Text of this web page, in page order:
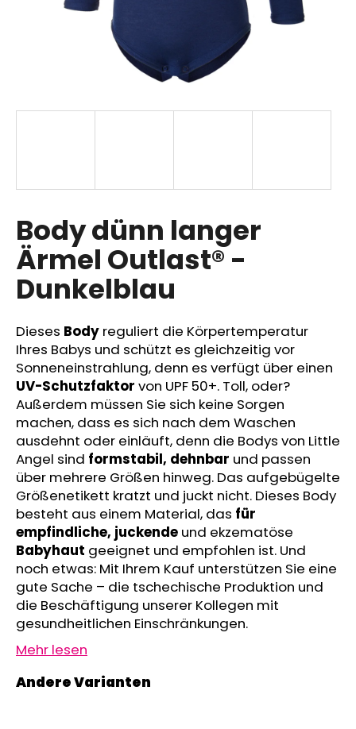
Body dünn langer
Ärmel Outlast® -
Dunkelblau
Dieses Body reguliert die Körpertemperatur
Ihres Babys und schützt es gleichzeitig vor
Sonneneinstrahlung, denn es verfügt über einen
UV-Schutzfaktor von UPF 50+. Toll, oder?
Außerdem müssen Sie sich keine Sorgen
machen, dass es sich nach dem Waschen
ausdehnt oder einläuft, denn die Bodys von Little
Angel sind formstabil, dehnbar und passen
über mehrere Größen hinweg. Das aufgebügelte
Größenetikett kratzt und juckt nicht. Dieses Body
besteht aus einem Material, das für
empfindliche, juckende und ekzematöse
Babyhaut geeignet und empfohlen ist. Und
noch etwas: Mit Ihrem Kauf unterstützen Sie eine
gute Sache – die tschechische Produktion und
die Beschäftigung unserer Kollegen mit
gesundheitlichen Einschränkungen.
Mehr lesen
SUCHEN
p
f
e
h
l
e
n
KINDERSITZUNTERLAGE
OUTLAST®
-
GRAU
MELIERT
€24,90